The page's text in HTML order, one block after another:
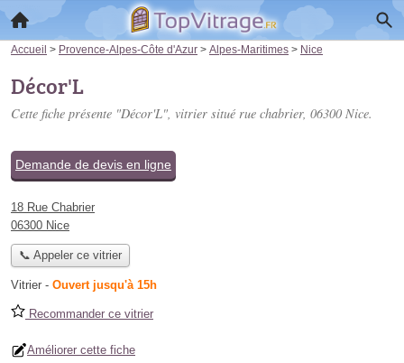
Accueil > Provence-Alpes-Côte d'Azur > Alpes-Maritimes > Nice
Décor'L
Cette fiche présente "Décor'L", vitrier situé rue chabrier, 06300 Nice.
Demande de devis en ligne
18 Rue Chabrier
06300 Nice
📞 Appeler ce vitrier
Vitrier - Ouvert jusqu'à 15h
Recommander ce vitrier
Améliorer cette fiche